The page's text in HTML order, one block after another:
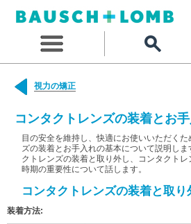
視力の矯正
コンタクトレンズの装着とお
目の安全を維持し、快適にお使いいただく
ズの装着とお手入れの基本について説明しま
クトレンズの装着と取り外し、コンタクト
時期の重要性について話します。
コンタクトレンズの装着と取り
装着方法: